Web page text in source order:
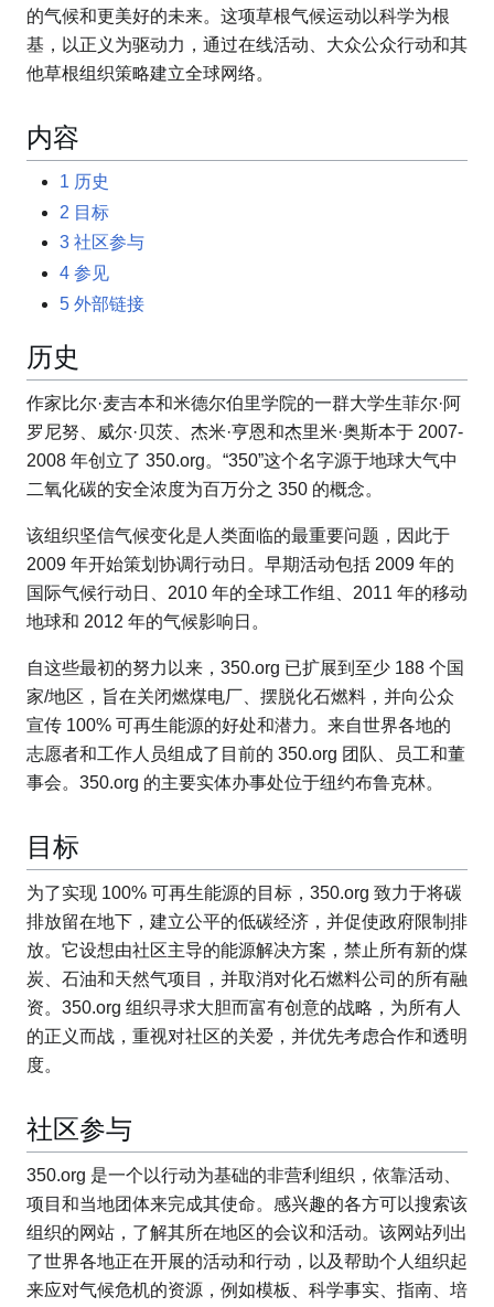
的气候和更美好的未来。这项草根气候运动以科学为根
基，以正义为驱动力，通过在线活动、大众公众行动和其
他草根组织策略建立全球网络。
内容
1 历史
2 目标
3 社区参与
4 参见
5 外部链接
历史
作家比尔·麦吉本和米德尔伯里学院的一群大学生菲尔·阿
罗尼努、威尔·贝茨、杰米·亨恩和杰里米·奥斯本于 2007-
2008 年创立了 350.org。“350”这个名字源于地球大气中
二氧化碳的安全浓度为百万分之 350 的概念。
该组织坚信气候变化是人类面临的最重要问题，因此于
2009 年开始策划协调行动日。早期活动包括 2009 年的
国际气候行动日、2010 年的全球工作组、2011 年的移动
地球和 2012 年的气候影响日。
自这些最初的努力以来，350.org 已扩展到至少 188 个国
家/地区，旨在关闭燃煤电厂、摆脱化石燃料，并向公众
宣传 100% 可再生能源的好处和潜力。来自世界各地的
志愿者和工作人员组成了目前的 350.org 团队、员工和董
事会。350.org 的主要实体办事处位于纽约布鲁克林。
目标
为了实现 100% 可再生能源的目标，350.org 致力于将碳
排放留在地下，建立公平的低碳经济，并促使政府限制排
放。它设想由社区主导的能源解决方案，禁止所有新的煤
炭、石油和天然气项目，并取消对化石燃料公司的所有融
资。350.org 组织寻求大胆而富有创意的战略，为所有人
的正义而战，重视对社区的关爱，并优先考虑合作和透明
度。
社区参与
350.org 是一个以行动为基础的非营利组织，依靠活动、
项目和当地团体来完成其使命。感兴趣的各方可以搜索该
组织的网站，了解其所在地区的会议和活动。该网站列出
了世界各地正在开展的活动和行动，以及帮助个人组织起
来应对气候危机的资源，例如模板、科学事实、指南、培